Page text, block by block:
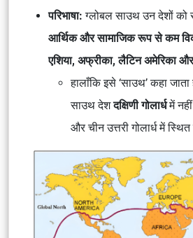
परिभाषा: ग्लोबल साउथ उन देशों को
आर्थिक और सामाजिक रूप से कम
एशिया, अफ्रीका, लैटिन अमेरिका
हालाँकि इसे ‘साउथ’ कहा
साउथ देशदक्षिणी गोलार्धमें
और चीन उत्तरी गोलार्ध में